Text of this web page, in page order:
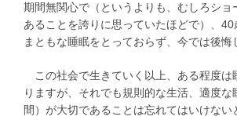
期間無関心で（というよりも、むしろショ
あることを誇りに思っていたほどで）、
まともな睡眠をとっておらず、今では後悔
この社会で生きていく以上、ある程度は
りますが、それでも規則的な生活、適度
間）が大切であることは忘れてはいけない